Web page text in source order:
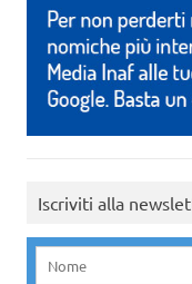
Iscriviti alla